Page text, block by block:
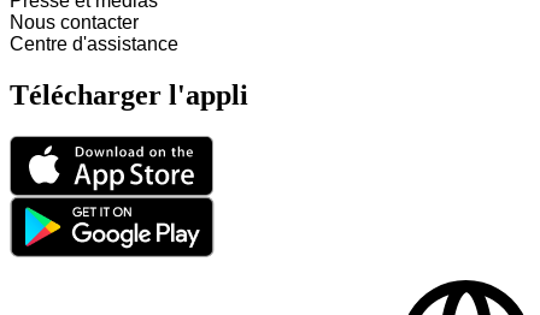
Nous contacter
Centre d'assistance
Télécharger l'appli